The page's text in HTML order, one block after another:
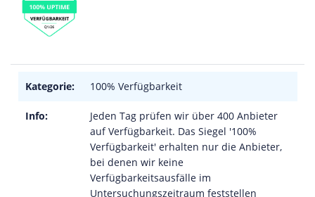
Kategorie: 100% Verfügbarkeit
Info:
Jeden Tag prüfen wir über 400 Anbieter
auf Verfügbarkeit. Das Siegel '100%
Verfügbarkeit' erhalten nur die Anbieter,
bei denen wir keine
Verfügbarkeitsausfälle im
Untersuchungszeitraum feststellen